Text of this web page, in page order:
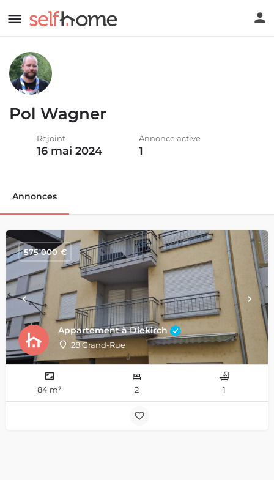
Pol Wagner
Rejoint
16 mai 2024
Annonce active
1
Annonces
Appartement à Diekirch
28 Grand-Rue
€
575 000
84 m² 2 1